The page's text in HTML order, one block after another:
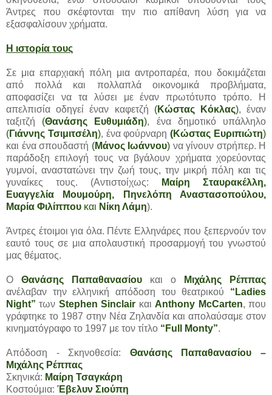
Άντρες που σκέφτονται την πιο απίθανη λύση για να
εξασφαλίσουν χρήματα.
Η ιστορία τους
Σε μια επαρχιακή πόλη μια αντροπαρέα, που δοκιμάζεται
από πολλά και πολλαπλά οικονομικά προβλήματα,
αποφασίζει να τα λύσει με έναν πρωτότυπο τρόπο. Η
απελπισία οδηγεί έναν καφετζή (Κώστας Κόκλας), έναν
ταξιτζή (Θανάσης Ευθυμιάδη), ένα δημοτικό υπάλληλο
(Γιάννης Τσιμιτσέλη), ένα φούρναρη(Κώστας Ευριπιώτη)
και ένα σπουδαστή (Μάνος Ιωάννου) να γίνουν στρήπερ. Η
παράδοξη επιλογή τους να βγάλουν χρήματα χορεύοντας
γυμνοί, αναστατώνει την ζωή τους, την μικρή πόλη και τις
γυναίκες τους. (Αντιστοίχως:
Μαίρη Σταυρακέλλη,
Ευαγγελία Μουμούρη, Πηνελόπη Αναστασοπούλου,
Μαρία Φιλίππου και Νίκη Λάμη).
Άντρες έτοιμοι για όλα. Πέντε Ελληνάρες που ξεπερνούν τον
εαυτό τους σε μια απολαυστική προσαρμογή του γνωστού
μας θέματος.
Ο Θανάσης Παπαθανασίου και ο
Μιχάλης Ρέππας
ανέλαβαν την ελληνική απόδοση του θεατρικού “Ladies
Night”των Stephen Sinclair καιAnthony McCarten, που
γράφτηκε το 1987 στην Νέα Ζηλανδία και απολαύσαμε στον
κινηματόγραφο το 1997 με τον τίτλο “Full Monty”.
Απόδοση - Σκηνοθεσία: Θανάσης Παπαθανασίου –
Μιχάλης Ρέππας
Σκηνικά: Μαίρη Τσαγκάρη
Κοστούμια: Έβελυν Σιούπη